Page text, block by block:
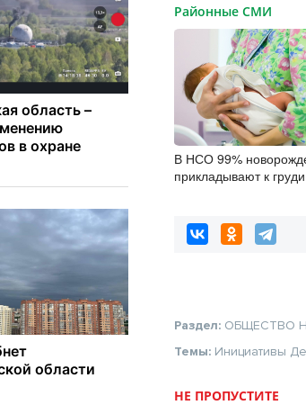
Районные СМИ
В НСО 99%
прикладывают к
Раздел: ОБЩЕСТВО
Темы: Инициативы
НЕ ПРОПУСТИТЕ